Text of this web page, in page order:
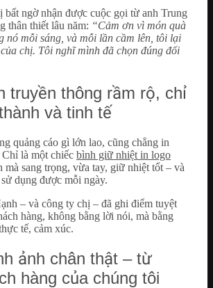
bất ngờ nhận được cuộc gọi từ anh Trung
thân thiết lâu năm: “Cảm ơn vì món quà
nó mỗi sáng, và mỗi lần cầm lên, tôi lại
chị. Tôi nghĩ mình đã chọn đúng đối
truyền thông rầm rộ, chỉ
và tinh tế
quảng cáo gì lớn lao, cũng chẳng in
là một chiếc bình giữ nhiệt in logo
mà sang trọng, vừa tay, giữ nhiệt tốt – và
dụng được mỗi ngày.
– và công ty chị – đã ghi điểm tuyệt
hàng, không bằng lời nói, mà bằng
tế, cảm xúc.
ảnh chân thật – từ
hàng của chúng tôi